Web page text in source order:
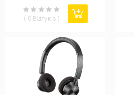
( 0 Відгуків )